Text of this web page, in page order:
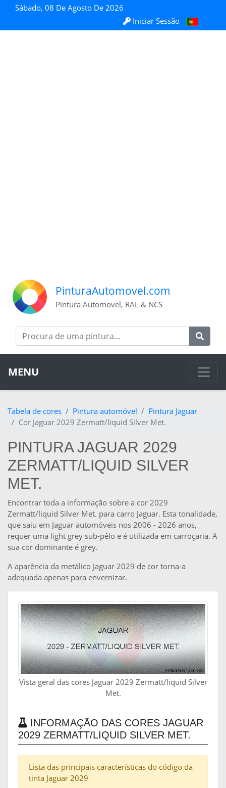
Sábado, 08 De Agosto De 2026
Iniciar Sessão
PinturaAutomovel.com
Pintura Automovel, RAL & NCS
MENU
Tabela de cores Pintura automóvel
Pintura Jaguar
Cor Jaguar 2029 Zermatt/liquid Silver Met.
PINTURA JAGUAR 2029
ZERMATT/LIQUID SILVER
MET.
Encontrar toda a informação sobre a cor 2029
Zermatt/liquid Silver Met. para carro Jaguar. Esta tonalidade,
que saiu em Jaguar automóveis nos 2006 - 2026 anos,
requer uma light grey sub-pêlo e é utilizada em carroçaria. A
sua cor dominante é grey.
A aparência da metálico Jaguar 2029 de cor torna-a
adequada apenas para envernizar.
Vista geral das cores Jaguar 2029 Zermatt/liquid Silver
Met.
INFORMAÇÃO DAS CORES JAGUAR
2029 ZERMATT/LIQUID SILVER MET.
Lista das principais características do código da
tinta Jaguar 2029